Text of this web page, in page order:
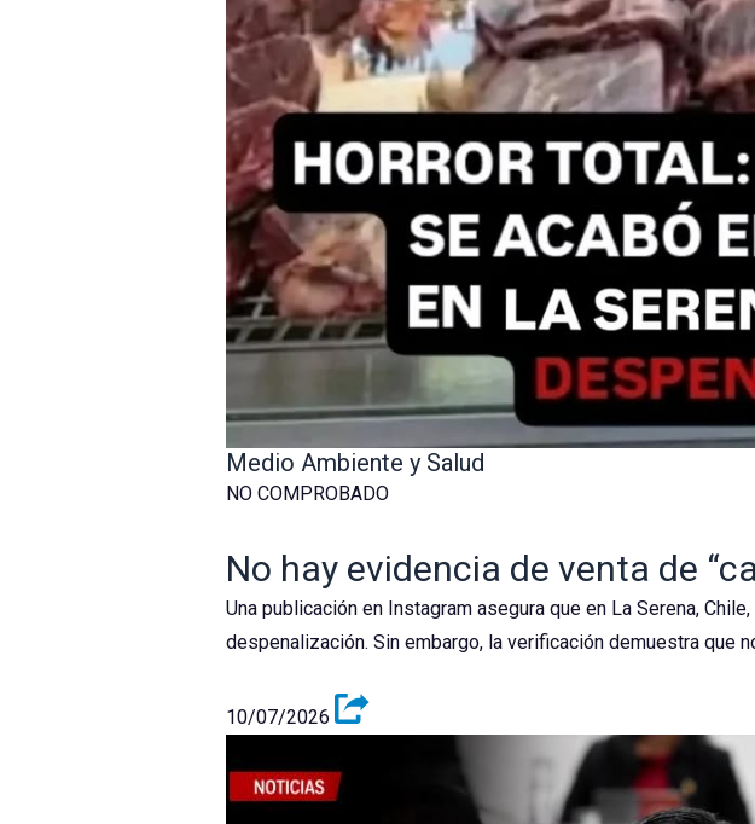
Medio Ambiente y Salud
NO COMPROBADO
No hay evidencia de venta de
Una publicación en Instagram asegura que en La Serena,
despenalización. Sin embargo, la verificación demuestra que
10/07/2026